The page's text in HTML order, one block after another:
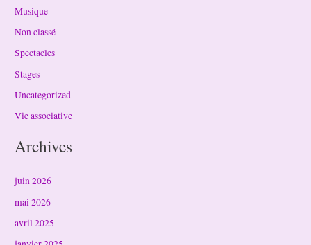
Musique
Non classé
Spectacles
Stages
Uncategorized
Vie associative
Archives
juin 2026
mai 2026
avril 2025